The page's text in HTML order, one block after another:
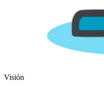
Visión